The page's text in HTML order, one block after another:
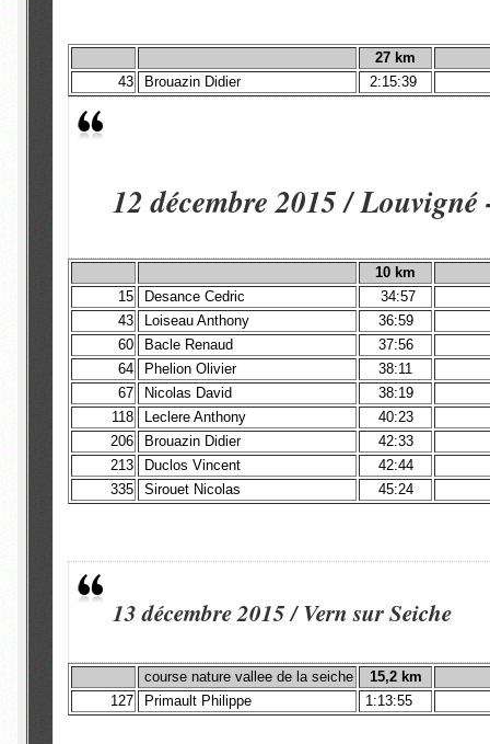
27 km
43
Brouazin Didier 2:15:39
12 décembre 2015 /
10 km
15
Desance Cedric
34:57
43
Loiseau Anthony
36:59
60
Bacle Renaud
37:56
64
Phelion Olivier
38:11
67
Nicolas David
38:19
118
Leclere Anthony
40:23
206
Brouazin Didier
42:33
213
Duclos Vincent
42:44
335
Sirouet Nicolas 45:24
13 décembre 2015 / Vern sur Seiche
course nature vallee de la seiche
15,2 km
127
Primault Philippe 1:13:55